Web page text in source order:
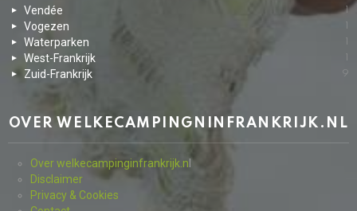
Vendée 1
Vogezen
Waterparken
West-Frankrijk
Zuid-Frankrijk 9
OVER WELKECAMPINGNINFRANKRIJK.NL
Over welkecampinginfrankrijk.n
Disclaimer
Privacy & Cookies